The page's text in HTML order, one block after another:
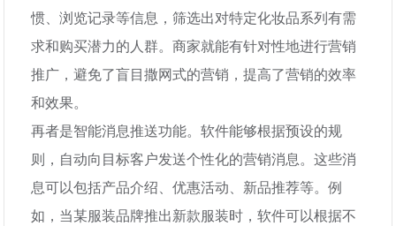
惯、浏览记录等信息，筛选出对特定化妆品系列有需
求和购买潜力的人群。商家就能有针对性地进行营销
推广，避免了盲目撒网式的营销，提高了营销的效率
和效果。
再者是智能消息推送功能。软件能够根据预设的规
则，自动向目标客户发送个性化的营销消息。这些消
息可以包括产品介绍、优惠活动、新品推荐等。例
如，当某服装品牌推出新款服装时，软件可以根据不